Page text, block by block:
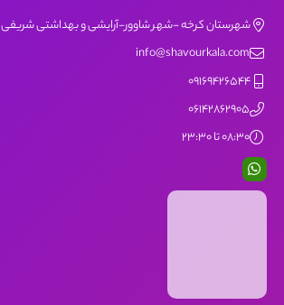
شهرستان کرخه -شهر شاوور-آرایشی و بهداشتی شریفی
info@shavourkala.com
09169426544
06142862905
08:30 تا 23:30